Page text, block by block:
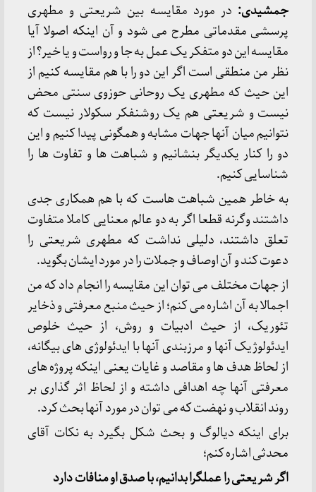
جمشیدی: در مورد مقایسه بین شریعتی و مطهری
پرسشی مقدماتی مطرح می شود و آن اینکه اصولا آیا
مقایسه این دو متفکر یک عمل به جا و رواست و یا خیر؟ از
نظر من منطقی است اگر این دو را با هم مقایسه کنیم از
این حیث که مطهری یک روحانی حوزوی سنتی محض
نیست و شریعتی هم یک روشنفکر سکولار نیست که
نتوانیم میان آنها جهات مشابه و همگونی پیدا کنیم و این
دو را کنار یکدیگر بنشانیم و شباهت ها و تفاوت ها را
شناسایی کنیم.
به خاطر همین شباهت هاست که با هم همکاری جدی
داشتند وگرنه قطعا اگر به دو عالم معنایی کاملا متفاوت
تعلق داشتند، دلیلی نداشت که مطهری شریعتی را
دعوت کند و آن اوصاف و جملات را در مورد ایشان بگوید.
از جهات مختلف می توان این مقایسه را انجام داد که من
اجمالا به آن اشاره می کنم؛ از حیث منبع معرفتی و ذخایر
تئوریک، از حیث ادبیات و روش، از حیث خلوص
ایدئولوژیک آنها و مرزبندی آنها با ایدئولوژی های بیگانه،
از لحاظ هدف ها و مقاصد و غایات یعنی اینکه پروژه های
معرفتی آنها چه اهدافی داشته و از لحاظ اثر گذاری بر
روند انقلاب و نهضت که می توان در مورد آنها بحث کرد.
برای اینکه دیالوگ و بحث شکل بگیرد به نکات آقای
محدثی اشاره کنم؛
اگر شریعتی را عملگرا بدانیم، با صدق او منافات دارد